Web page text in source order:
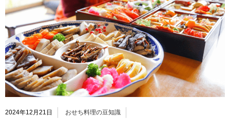
2024年12月21日 おせち料理の豆知識